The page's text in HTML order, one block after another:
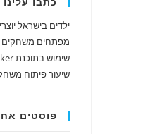
ילדים בישראל
מפתחים
שימוש בתוכנת Game Maker ליצירת משחק לימודי רציני
שיעור פיתוח
פוסטים